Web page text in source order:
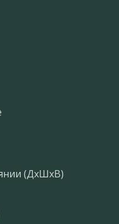
(ДхШхВ)